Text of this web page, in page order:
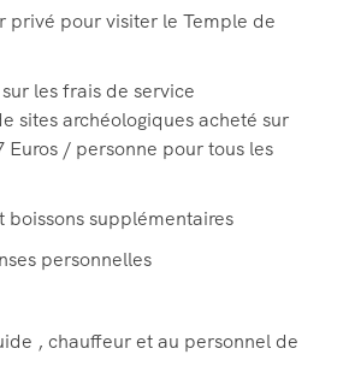
privé pour visiter le Temple de
les frais de service
sites archéologiques acheté sur
Euros / personne pour tous les
boissons supplémentaires
personnelles
, chauffeur et au personnel de